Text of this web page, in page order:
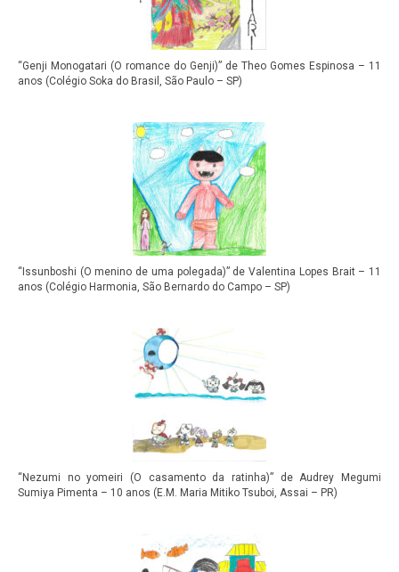
“Genji Monogatari (O romance do Genji)” de Theo Gomes Espinosa – 11
anos (Colégio Soka do Brasil, São Paulo – SP)
“Issunboshi (O menino de uma polegada)” de Valentina Lopes Brait – 11
anos (Colégio Harmonia, São Bernardo do Campo – SP)
“Nezumi no yomeiri (O casamento da ratinha)” de Audrey Megumi
Sumiya Pimenta – 10 anos (E.M. Maria Mitiko Tsuboi, Assai – PR)